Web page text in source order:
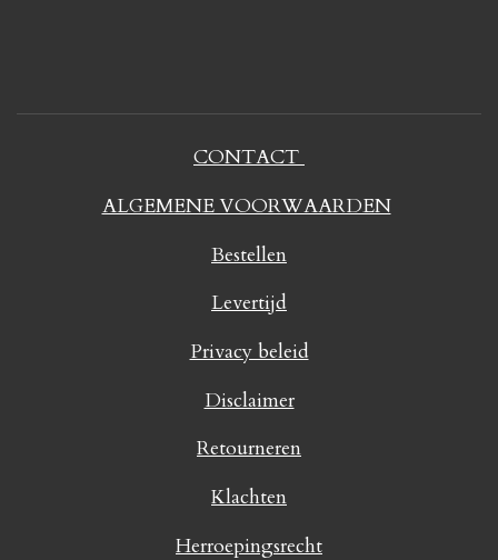
CONTACT
ALGEMENE VOORWAARDEN
Bestellen
Levertijd
Privacy beleid
Disclaimer
Retourneren
Klachten
Herroepingsrecht